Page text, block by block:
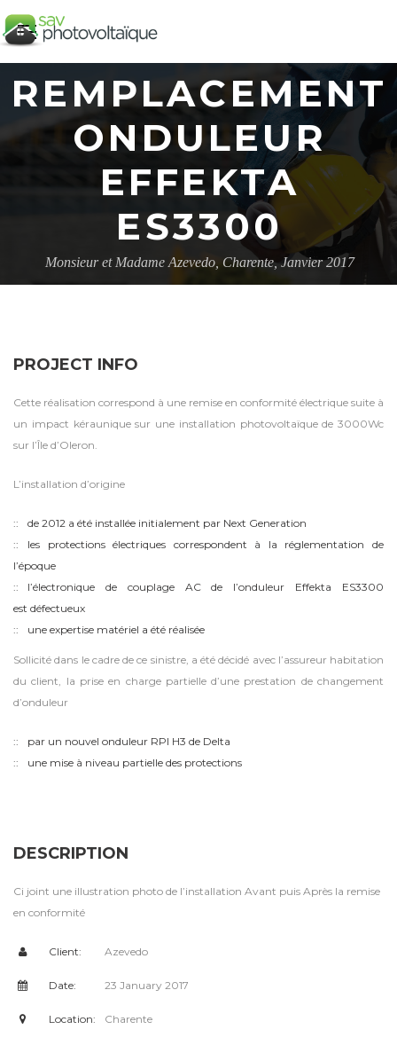
REMPLACEMENT
ONDULEUR
EFFEKTA
ES3300
Monsieur et Madame Azevedo, Charente, Janvier 2017
PROJECT INFO
Cette réalisation correspond à une remise en conformité électrique suite à
un impact kéraunique sur une installation photovoltaïque de 3000Wc
sur l’Île d’Oleron.
L’installation d’origine
de 2012 a été installée initialement par Next Generation
les protections électriques correspondent à la réglementation de
l’époque
l’électronique de couplage AC de l’onduleur Effekta ES3300
est défectueux
une expertise matériel a été réalisée
Sollicité dans le cadre de ce sinistre, a été décidé avec l’assureur habitation
du client, la prise en charge partielle d’une prestation de changement
d’onduleur
par un nouvel onduleur RPI H3 de Delta
une mise à niveau partielle des protections
DESCRIPTION
Ci joint une illustration photo de l’installation Avant puis Après la remise
en conformité
Client: Azevedo
Date: 23 January 2017
Location: Charente